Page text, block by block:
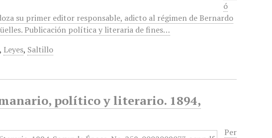
ó
su primer editor responsable, adicto al régimen de Bernardo
Publicación política y literaria de fines…
, Leyes, Saltillo
político y literario. 1894,
Per